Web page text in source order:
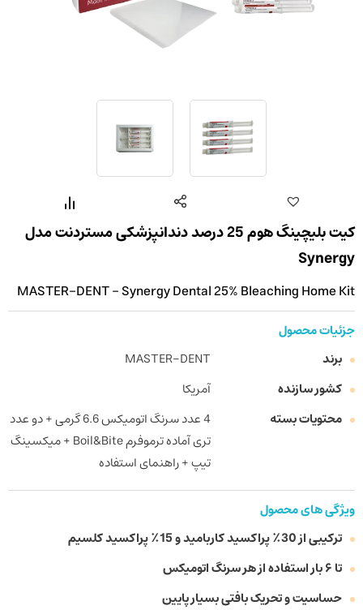
کیت بلیچینگ هوم 25 درصد دندانپزشکی مستردنت مدل
Synergy
MASTER-DENT - Synergy Dental 25% Bleaching Home Kit
جزئیات محصول
برند
MASTER-DENT
کشور سازنده
آمریکا
محتویات بسته
4 عدد سرنگ اتومیکس 6.6 گرمی + دو عدد
تری آماده ترموفرم Boil&Bite + میکسینگ
تیپ + راهنمای استفاده
ویژگی های محصول
ترکیبی از 30٪ پراکسید کاربامید و 15٪ پراکسید کلسیم
تا ۶ بار استفاده از هر سرنگ اتومیکس
حساسیت و تحریک بافتی بسیار پایین